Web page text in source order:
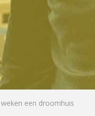
weken een droomhuis